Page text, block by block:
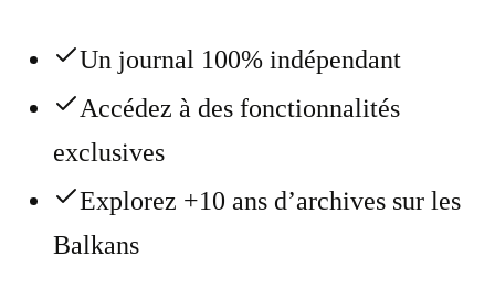
Un journal 100% indépendant
Accédez à des fonctionnalités
exclusives
Explorez +10 ans d’archives sur les
Balkans